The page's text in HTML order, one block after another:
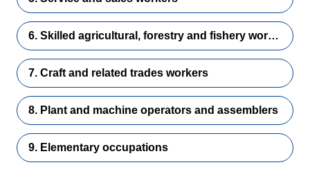
6. Skilled agricultural, forestry and fishery workers
7. Craft and related trades workers
8. Plant and machine operators and assemblers
9. Elementary occupations